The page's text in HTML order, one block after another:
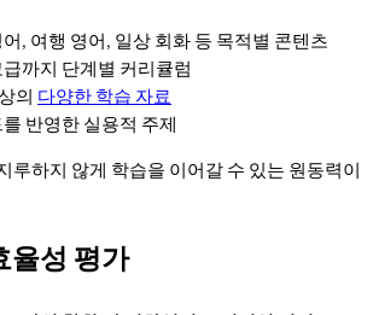
, 여행 영어, 일상 회화 등 목적별 콘텐츠
까지 단계별 커리큘럼
의 다양한 학습 자료
반영한 실용적 주제
루하지 않게 학습을 이어갈 수 있는 원동력이
율성 평가